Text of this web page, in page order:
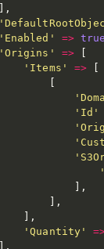
,
'Enabled'
=> true
'Origins'
=>
'Items'
=>
'Id'
,
,
,
'Quantity'
=
,